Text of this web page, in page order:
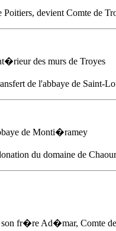
devient Comte de
des murs de Troyes
de l'abbaye de
de Monti�ramey
du domaine de
fr�re Ad�mar, Comte